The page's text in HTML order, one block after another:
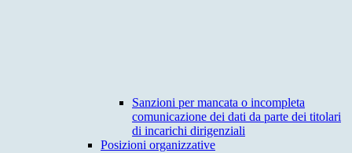
Sanzioni per mancata o incompleta
comunicazione dei dati da parte dei titolari
di incarichi dirigenziali
Posizioni organizzative